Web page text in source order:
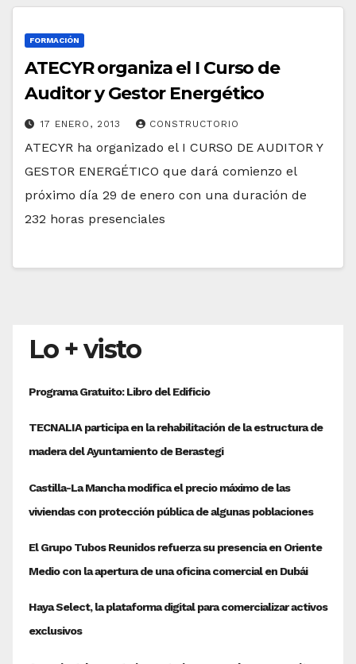
FORMACIÓN
ATECYR organiza el I Curso de
Auditor y Gestor Energético
17 ENERO, 2013 CONSTRUCTORIO
ATECYR ha organizado el I CURSO DE AUDITOR Y
GESTOR ENERGÉTICO que dará comienzo el
próximo día 29 de enero con una duración de
232 horas presenciales
Lo + visto